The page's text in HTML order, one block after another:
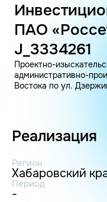
ПАО
J_3334261
Проектно-
административно-
Востока по ул.
Реализация
Регион
Хабаровский
Период
-